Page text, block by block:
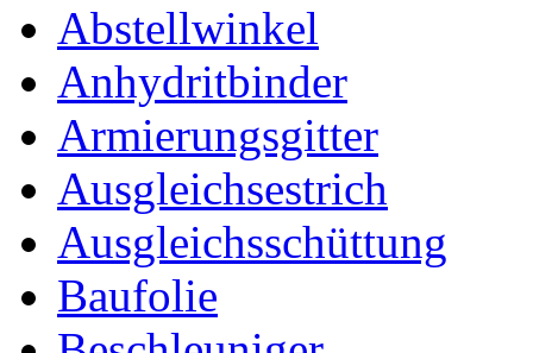
Abstellwinkel
Anhydritbinder
Armierungsgitter
Ausgleichsestrich
Ausgleichsschüttung
Baufolie